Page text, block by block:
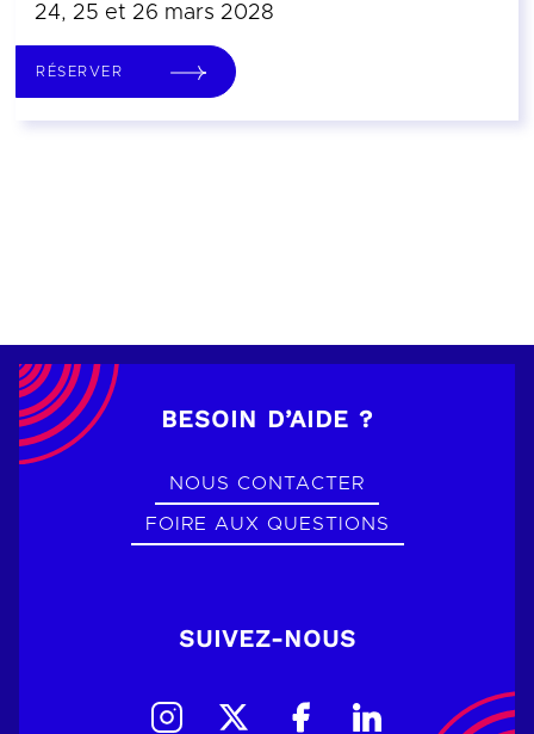
24, 25 et 26 mars 2028
RÉSERVER
BESOIN D’AIDE ?
NOUS CONTACTER
FOIRE AUX QUESTIONS
SUIVEZ-NOUS